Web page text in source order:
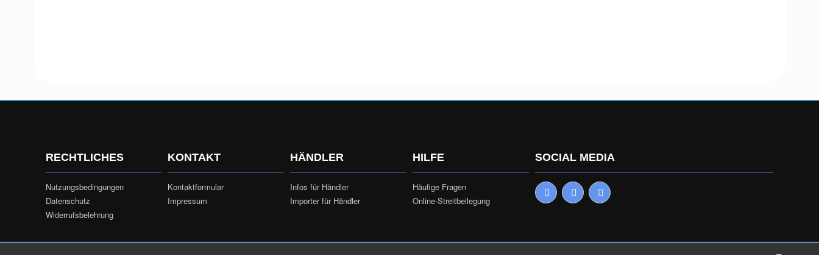
RECHTLICHES
Nutzungsbedingungen
Datenschutz
Widerrufsbelehrung
KONTAKT
Kontaktformular
Impressum
HÄNDLER
Infos für Händler
Importer für Händler
HILFE
Häufige Fragen
Online-Streitbeilegung
SOCIAL MEDIA